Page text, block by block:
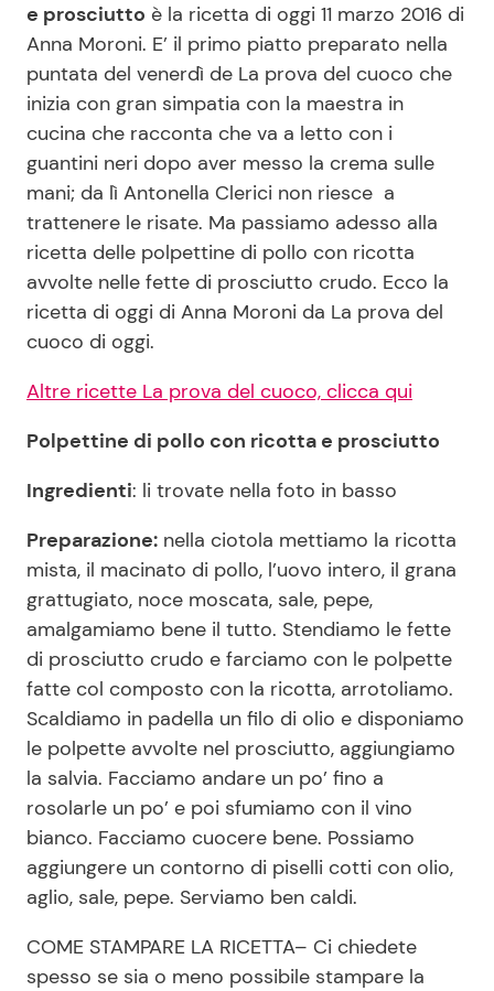
Festività Ricette per Bambini
Seguici
Info
Chi siamo
Disclaimer e Privacy
Redazione
Privacy Policy
e prosciutto è la ricetta di oggi 11 marzo 2016 di
Anna Moroni. E’ il primo piatto preparato nella
puntata del venerdì de La prova del cuoco che
inizia con gran simpatia con la maestra in
cucina che racconta che va a letto con i
guantini neri dopo aver messo la crema sulle
mani; da lì Antonella Clerici non riesce a
trattenere le risate. Ma passiamo adesso alla
ricetta delle polpettine di pollo con ricotta
avvolte nelle fette di prosciutto crudo. Ecco la
ricetta di oggi di Anna Moroni da La prova del
cuoco di oggi.
Altre ricette La prova del cuoco, clicca qui
Polpettine di pollo con ricotta e prosciutto
Ingredienti: li trovate nella foto in basso
Preparazione: nella ciotola mettiamo la ricotta
mista, il macinato di pollo, l’uovo intero, il grana
grattugiato, noce moscata, sale, pepe,
amalgamiamo bene il tutto. Stendiamo le fette
di prosciutto crudo e farciamo con le polpette
fatte col composto con la ricotta, arrotoliamo.
Scaldiamo in padella un filo di olio e disponiamo
le polpette avvolte nel prosciutto, aggiungiamo
la salvia. Facciamo andare un po’ fino a
rosolarle un po’ e poi sfumiamo con il vino
bianco. Facciamo cuocere bene. Possiamo
aggiungere un contorno di piselli cotti con olio,
aglio, sale, pepe. Serviamo ben caldi.
COME STAMPARE LA RICETTA– Ci chiedete
spesso se sia o meno possibile stampare la